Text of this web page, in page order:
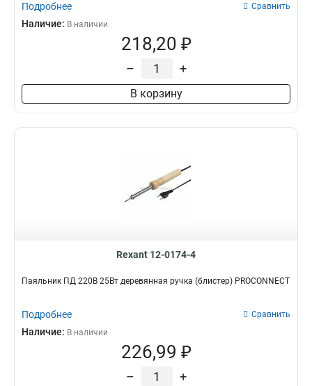
Подробнее Сравнить
Наличие: В наличии
218,20 ₽
– +
В корзину
Rexant 12-0174-4
Паяльник ПД 220В 25Вт деревянная ручка (блистер) PROCONNECT
Подробнее Сравнить
Наличие: В наличии
226,99 ₽
– +